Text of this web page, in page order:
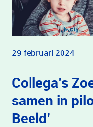
29 februari 2024
Collega’s
samen in
Beeld’